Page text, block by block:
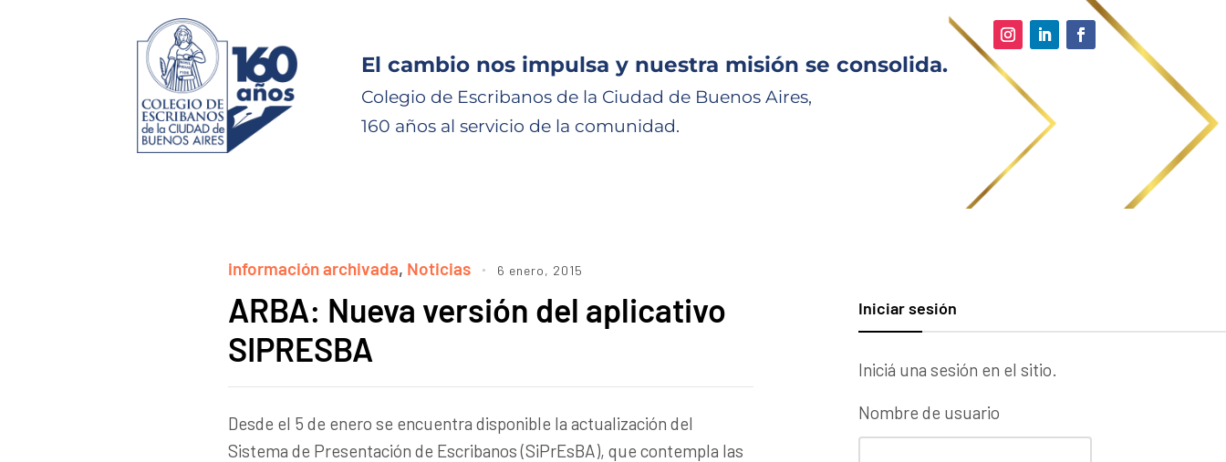
El cambio nos impulsa y nuestra misión se consolida.
Colegio de Escribanos de la Ciudad de Buenos Aires,
160 años al servicio de la comunidad.
información archivada, Noticias 6 enero, 2015
ARBA: Nueva versión del aplicativo
SIPRESBA
Desde el 5 de enero se encuentra disponible la actualización del
Sistema de Presentación de Escribanos (SiPrEsBA), que contempla las
Iniciar sesión
Iniciá una sesión en el sitio.
Nombre de usuario